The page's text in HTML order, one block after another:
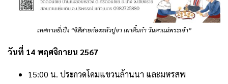
เทศกาลยี่เป็ง “จิสีสายก๋องหลัวปูจา เผาตี๋นก๋า วันตาแม่พระเจ้า”
วันที่ 14 พฤศจิกายน 2567
15:00 น. ประกวดโคมแขวนล้านนา และมหรสพ